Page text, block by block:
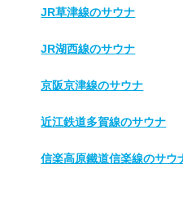
JR草津線のサウナ
JR湖西線のサウナ
京阪京津線のサウナ
近江鉄道多賀線のサウナ
信楽高原鐵道信楽線のサウ